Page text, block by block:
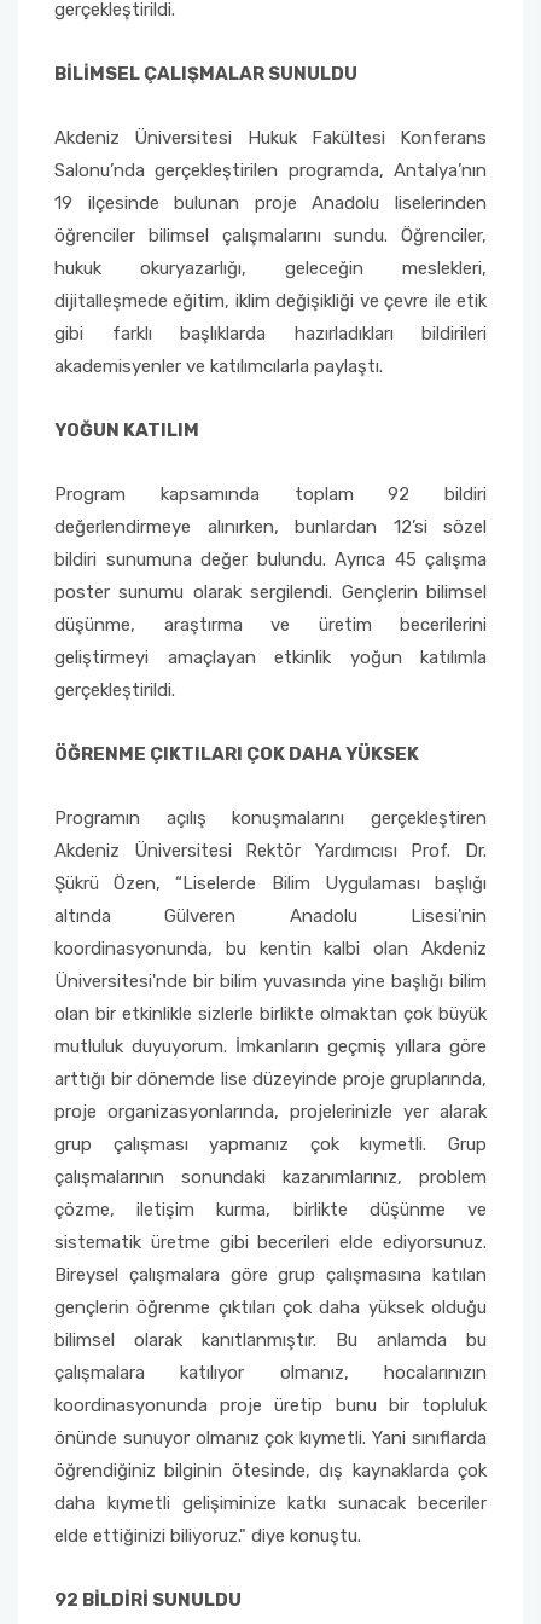
gerçekleştirildi.
BİLİMSEL ÇALIŞMALAR SUNULDU
Akdeniz Üniversitesi Hukuk Fakültesi Konferans
Salonu’nda gerçekleştirilen programda, Antalya’nın
19 ilçesinde bulunan proje Anadolu liselerinden
öğrenciler bilimsel çalışmalarını sundu. Öğrenciler,
hukuk okuryazarlığı, geleceğin meslekleri,
dijitalleşmede eğitim, iklim değişikliği ve çevre ile etik
gibi farklı başlıklarda hazırladıkları bildirileri
akademisyenler ve katılımcılarla paylaştı.
YOĞUN KATILIM
Program kapsamında toplam 92 bildiri
değerlendirmeye alınırken, bunlardan 12’si sözel
bildiri sunumuna değer bulundu. Ayrıca 45 çalışma
poster sunumu olarak sergilendi. Gençlerin bilimsel
düşünme, araştırma ve üretim becerilerini
geliştirmeyi amaçlayan etkinlik yoğun katılımla
gerçekleştirildi.
ÖĞRENME ÇIKTILARI ÇOK DAHA YÜKSEK
Programın açılış konuşmalarını gerçekleştiren
Akdeniz Üniversitesi Rektör Yardımcısı Prof. Dr.
Şükrü Özen, “Liselerde Bilim Uygulaması başlığı
altında Gülveren Anadolu Lisesi'nin
koordinasyonunda, bu kentin kalbi olan Akdeniz
Üniversitesi'nde bir bilim yuvasında yine başlığı bilim
olan bir etkinlikle sizlerle birlikte olmaktan çok büyük
mutluluk duyuyorum. İmkanların geçmiş yıllara göre
arttığı bir dönemde lise düzeyinde proje gruplarında,
proje organizasyonlarında, projelerinizle yer alarak
grup çalışması yapmanız çok kıymetli. Grup
çalışmalarının sonundaki kazanımlarınız, problem
çözme, iletişim kurma, birlikte düşünme ve
sistematik üretme gibi becerileri elde ediyorsunuz.
Bireysel çalışmalara göre grup çalışmasına katılan
gençlerin öğrenme çıktıları çok daha yüksek olduğu
bilimsel olarak kanıtlanmıştır. Bu anlamda bu
çalışmalara katılıyor olmanız, hocalarınızın
koordinasyonunda proje üretip bunu bir topluluk
önünde sunuyor olmanız çok kıymetli. Yani sınıflarda
öğrendiğiniz bilginin ötesinde, dış kaynaklarda çok
daha kıymetli gelişiminize katkı sunacak beceriler
elde ettiğinizi biliyoruz." diye konuştu.
92 BİLDİRİ SUNULDU
Akademik Tören
Kemer Denizcilik Fakültesi
Kumluca Sağlık Bilimleri Fakültesi
Manavgat Sosyal ve Beşeri Bilimler Fakültesi
Manavgat Turizm Fakültesi
Mühendislik Fakültesi
Sağlık Bilimleri Fakültesi
Serik İşletme Fakültesi
Tıp Fakültesi
Turizm Fakültesi
Uygulamalı Bilimler Fakültesi
Sosyal Bilimler MYO
Teknik Bilimler MYO
Online Sağlık Hizmetleri Randevu Sistemi
Yönetim Sistemi)
Dış Kaynaklı Proje Takip Sistemi
AB Projeleri
TÜBİTAK Projeleri
Web of Science
SciVal